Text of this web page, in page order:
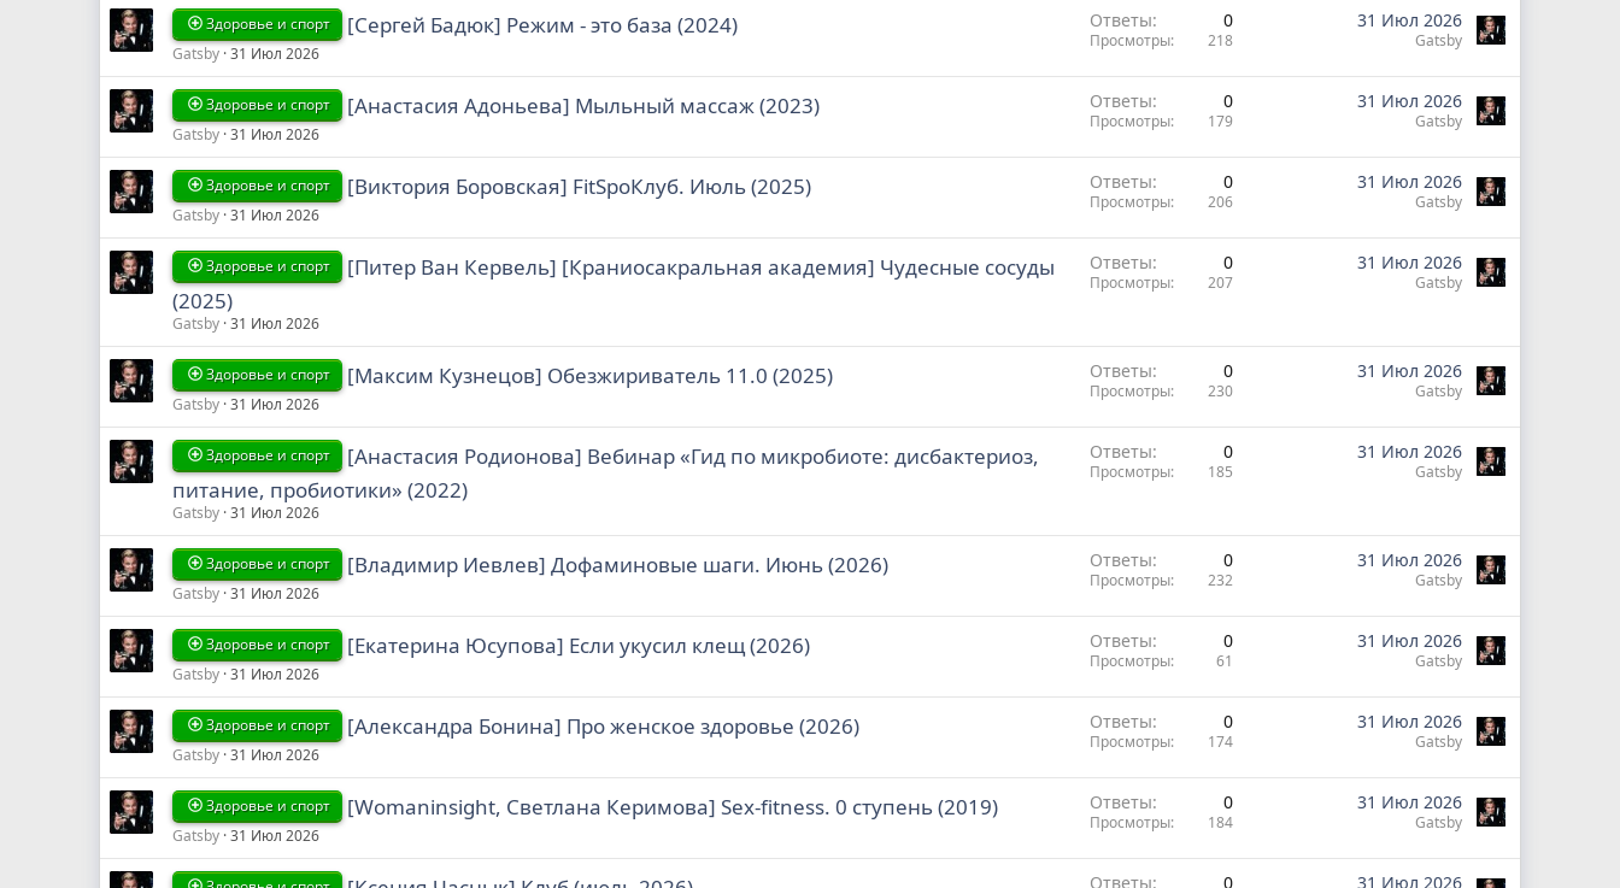
Здоровье и спорт [Сергей Бадюк] Режим - это база (2024)
Gatsby 31 Июл 2026
Ответы 0
Просмотры 218
31 Июл 2026
Gatsby
Здоровье и спорт [Анастасия Адоньева] Мыльный массаж (2023)
Gatsby 31 Июл 2026
Ответы 0
Просмотры 179
31 Июл 2026
Gatsby
Здоровье и спорт [Виктория Боровская] FitSpoКлуб. Июль (2025)
Gatsby 31 Июл 2026
Ответы 0
Просмотры 206
31 Июл 2026
Gatsby
Здоровье и спорт
[Питер Ван Кервель] [Краниосакральная академия] Чудесные сосуды
(2025)
Gatsby 31 Июл 2026
Ответы 0
Просмотры 207
31 Июл 2026
Gatsby
Здоровье и спорт [Максим Кузнецов] Обезжириватель 11.0 (2025)
Gatsby 31 Июл 2026
Ответы 0
Просмотры 230
31 Июл 2026
Gatsby
Здоровье и спорт
[Анастасия Родионова] Вебинар «Гид по микробиоте: дисбактериоз,
питание, пробиотики» (2022)
Gatsby 31 Июл 2026
Ответы 0
Просмотры 185
31 Июл 2026
Gatsby
Здоровье и спорт [Владимир Иевлев] Дофаминовые шаги. Июнь (2026)
Gatsby 31 Июл 2026
Ответы 0
Просмотры 232
31 Июл 2026
Gatsby
Здоровье и спорт [Екатерина Юсупова] Если укусил клещ (2026)
Gatsby 31 Июл 2026
Ответы 0
Просмотры 61
31 Июл 2026
Gatsby
Здоровье и спорт [Александра Бонина] Про женское здоровье (2026)
Gatsby 31 Июл 2026
Ответы 0
Просмотры 174
31 Июл 2026
Gatsby
Здоровье и спорт [Womaninsight, Светлана Керимова] Sex-fitness. 0 ступень (2019)
Gatsby 31 Июл 2026
Ответы 0
Просмотры 184
31 Июл 2026
Gatsby
Ответы 0 31 Июл 2026